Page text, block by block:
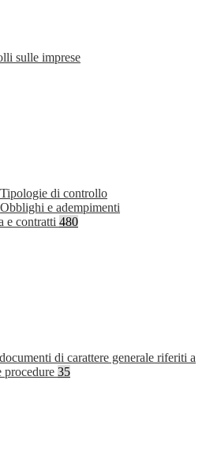
sulle imprese
Tipologie di controllo
Obblighi e adempimenti
e contratti 480
di carattere generale riferiti a
procedure 35